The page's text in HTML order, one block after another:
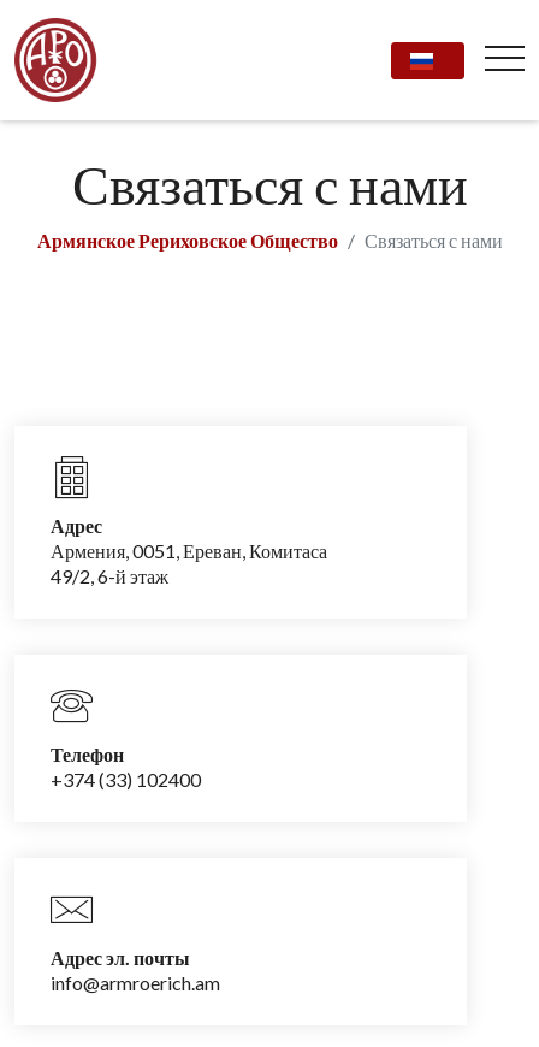
Связаться с нами
Армянское Рериховское Общество Связаться с нами
Адрес
Армения, 0051, Ереван, Комитаса
49/2, 6-й этаж
Телефон
+374 (33) 102400
Адрес эл. почты
info@armroerich.am